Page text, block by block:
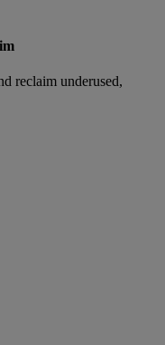
reclaim underused,